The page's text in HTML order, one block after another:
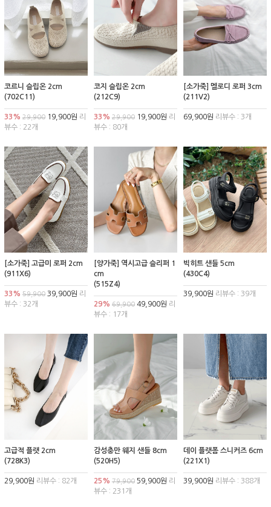
코르니 슬립온 2cm
(702C11)
33% 29,900 19,900원 리
뷰수 : 22개
코지 슬립온 2cm
(212C9)
33% 29,90019,900원 리
뷰수 : 80개
[소가죽] 멜로디 로퍼 3cm
(211V2)
69,900원 리뷰수 : 3개
[소가죽] 고급미 로퍼 2cm
(911X6)
33% 59,900 39,900원 리
뷰수 : 32개
[양가죽] 역시고급 슬리퍼 1
cm
(515Z4)
29% 69,90049,900원 리
뷰수 : 17개
빅히트 샌들 5cm
(430C4)
39,900원 리뷰수 : 39개
고급적 플랫 2cm
(728K3)
29,900원 리뷰수 : 82개
감성충만 웨지 샌들 8cm
(520H5)
25% 79,90059,900원 리
뷰수 : 231개
데이 플랫폼 스니커즈 6cm
(221X1)
39,900원 리뷰수 : 388개